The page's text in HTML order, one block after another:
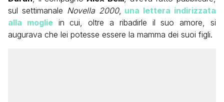
sul settimanale Novella 2000, una lettera indirizzata
alla moglie in cui, oltre a ribadirle il suo amore, si
augurava che lei potesse essere la mamma dei suoi figli.